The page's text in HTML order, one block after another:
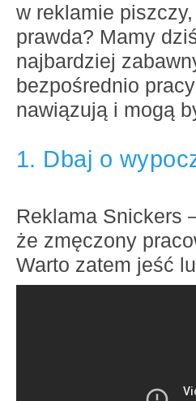
w reklamie
prawda? Mamy
najbardziej
bezpośrednio
nawiązują i mogą
1. Dbaj o
Reklama Snickers
że zmęczony
Warto zatem jeść